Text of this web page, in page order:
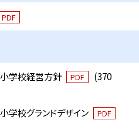
PDF
学校経営方針 PDF
(370
校グランドデザイン
PDF